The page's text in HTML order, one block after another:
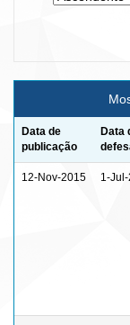
Data de
publicação
Data
12-Nov-2015 1-